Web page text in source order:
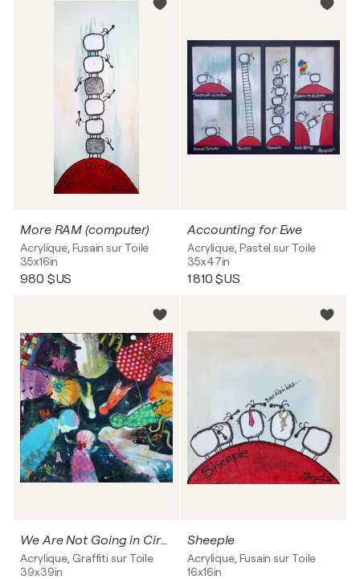
More RAM (computer)
Acrylique, Fusain sur Toile
35x16in
980 $US
Accounting for Ewe
Acrylique, Pastel sur Toile
35x47in
1 810 $US
We Are Not Going in Circles, But Upwards
Acrylique, Graffiti sur Toile
39x39in
Sheeple
Acrylique, Fusain sur Toile
16x16in